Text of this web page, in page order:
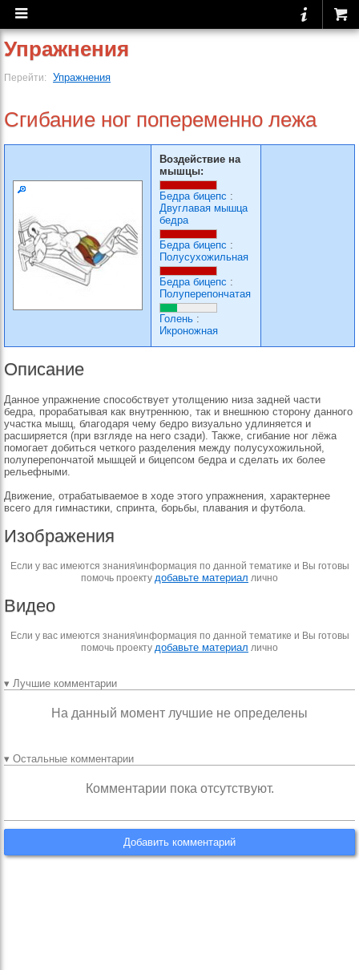
Упражнения
Перейти: Упражнения
Сгибание ног попеременно лежа
Воздействие на
мышцы:
Бедра бицепс :
Двуглавая мышца
бедра
Бедра бицепс :
Полусухожильная
Бедра бицепс :
Полуперепончатая
Голень :
Икроножная
Описание
Данное упражнение способствует утолщению низа задней части
бедра, прорабатывая как внутреннюю, так и внешнюю сторону данного
участка мышц, благодаря чему бедро визуально удлиняется и
расширяется (при взгляде на него сзади). Также, сгибание ног лёжа
помогает добиться четкого разделения между полусухожильной,
полуперепончатой мышцей и бицепсом бедра и сделать их более
рельефными.
Движение, отрабатываемое в ходе этого упражнения, характернее
всего для гимнастики, спринта, борьбы, плавания и футбола.
Изображения
Если у вас имеются знания\информация по данной тематике и Вы готовы
помочь проекту добавьте материал лично
Видео
Если у вас имеются знания\информация по данной тематике и Вы готовы
помочь проекту добавьте материал лично
▾ Лучшие комментарии
На данный момент лучшие не определены
▾ Остальные комментарии
Комментарии пока отсутствуют.
Добавить комментарий